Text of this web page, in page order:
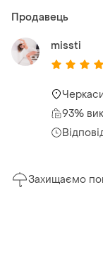
Продавець
missti
93%
Захищаємо